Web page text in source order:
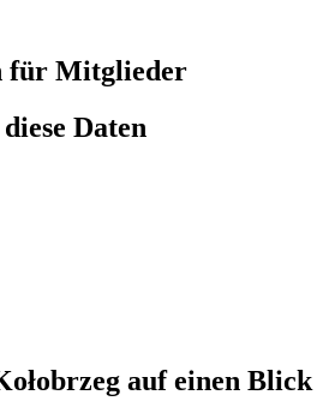
für Mitglieder
Daten
auf einen Blick